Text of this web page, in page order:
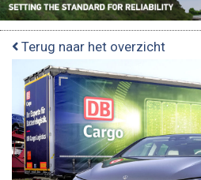
Terug naar het overzicht